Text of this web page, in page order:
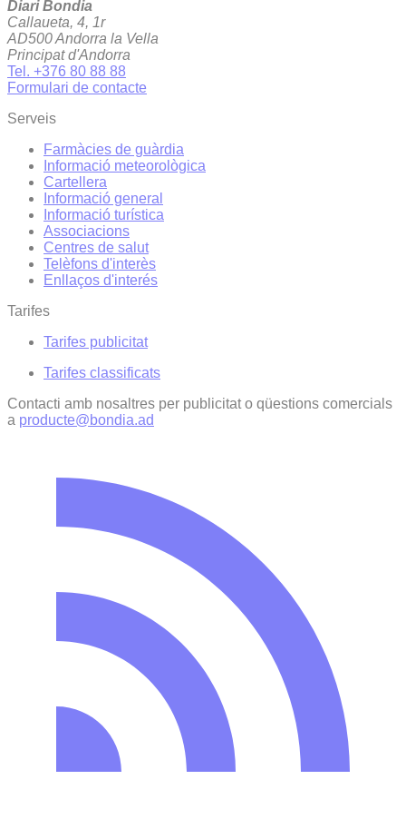
Diari Bondia
Callaueta, 4, 1r
AD500 Andorra la Vella
Principat d'Andorra
Tel. +376 80 88 88
Formulari de contacte
Serveis
Farmàcies de guàrdia
Informació meteorològica
Cartellera
Informació general
Informació turística
Associacions
Centres de salut
Telèfons d'interès
Enllaços d'interés
Tarifes
Tarifes publicitat
Tarifes classificats
Contacti amb nosaltres per publicitat o qüestions comercials
a producte@bondia.ad